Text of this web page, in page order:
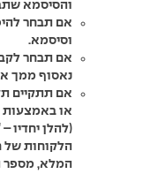
והסיסמא
אם תבחר
וסיסמא.
אם תבחר
נאסוף ממך
אם תתקיים
או באמצעות
(להלן יחדיו
הלקוחות של
המלא, מספר